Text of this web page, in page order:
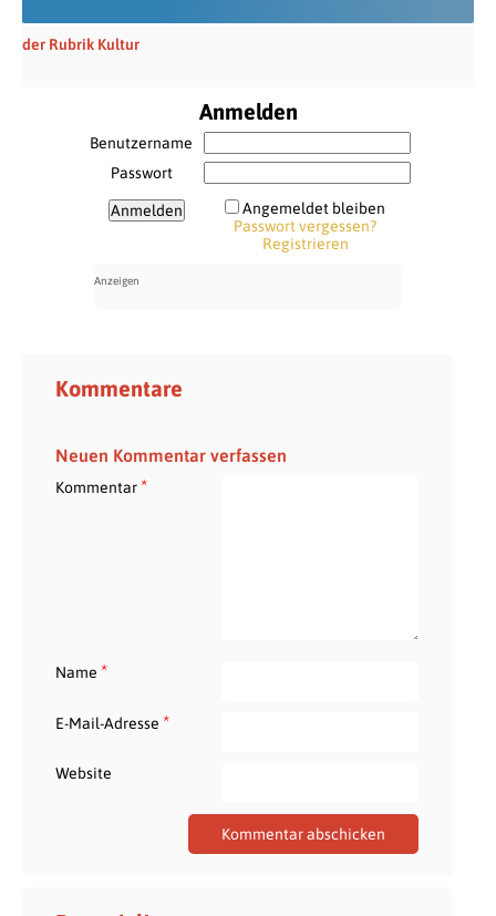
der Rubrik Kultur
Anmelden
Benutzername
Passwort
Angemeldet bleiben
Passwort vergessen?
Registrieren
Kommentare
Neuen Kommentar verfassen
Kommentar*
Name *
E-Mail-Adresse *
Website